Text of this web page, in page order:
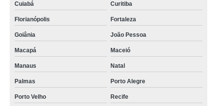
Cuiabá Curitiba
Florianópolis Fortaleza
Goiânia João Pessoa
Macapá Maceió
Manaus Natal
Palmas Porto Alegre
Porto Velho Recife